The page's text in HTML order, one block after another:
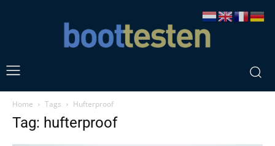
Home Tags Hufterproof
Tag: hufterproof